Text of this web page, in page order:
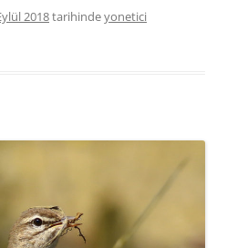
2018tarihindeyonetici